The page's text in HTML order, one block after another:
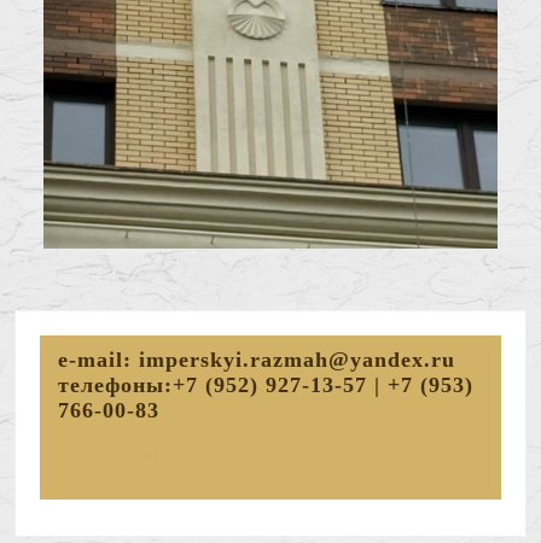
e-mail: imperskyi.razmah@yandex.ru
телефоны:+7 (952) 927-13-57 | +7 (953)
766-00-83